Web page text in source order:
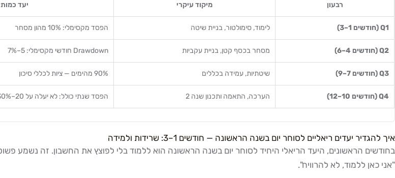
רבעון מיקוד עיקרי יעד
Q1 (חודשים 1–3) לימוד, סימולטור, בניית שיטה הפסד מקסימלי: 10% מהון מסחר
Q2 (חודשים 4–6) מסחר בכסף קטן, בניית עקביות Drawdown חודשי מקסימלי: 5–7%
Q3 (חודשים 7–9) שיטתיות, עמידה בכללים 90% מהימים — ציות לכללי סיכון
Q4 (חודשים 10–12) הערכה, התאמה ותכנון שנה 2 הפסד שנתי כולל: לא יעלה על 20–30%
איך להגדיר יעדים ריאליים לסוחר יום בשנה הראשונה — חודשים 1–3: שרידות ולמידה
בחודשים הראשונים, היעד הריאלי היחיד לסוחר יום בשנה הראשונה הוא ללמוד בלי לפוצץ את החשבון. זה
"אני כאן ללמוד, לא להרוויח".